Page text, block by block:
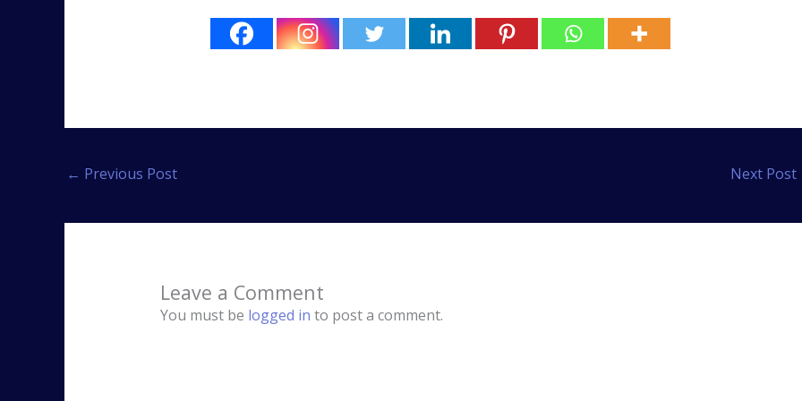
← Previous Post Next Post
Leave a Comment
You must be logged in to post a comment.